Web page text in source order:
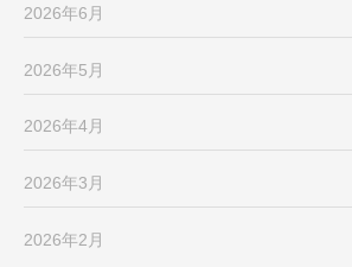
2026年6月
2026年5月
2026年4月
2026年3月
2026年2月